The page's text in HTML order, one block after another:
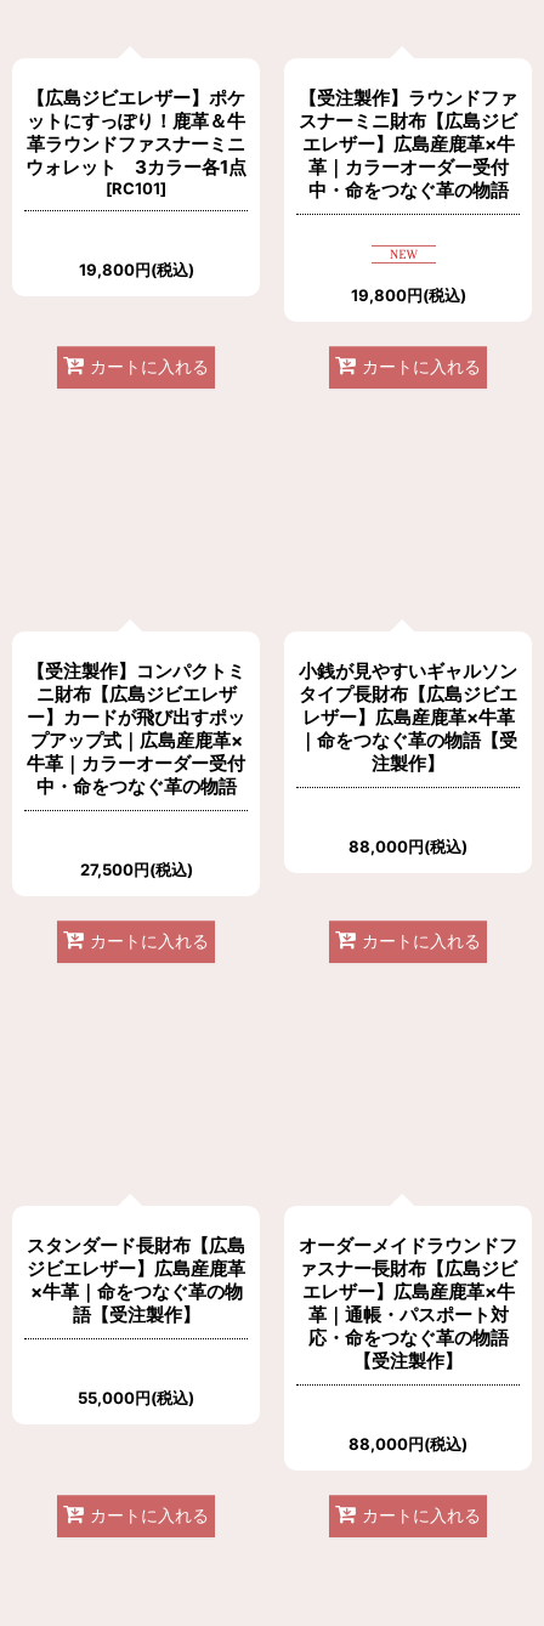
【広島ジビエレザー】ポケ
ットにすっぽり！鹿革＆牛
革ラウンドファスナーミニ
ウォレット 3カラー各1点
[RC101]
19,800円(税込)
カートに入れる
【受注製作】ラウンドファ
スナーミニ財布【広島ジビ
エレザー】広島産鹿革×牛
革｜カラーオーダー受付
中・命をつなぐ革の物語
19,800円(税込)
カートに入れる
【受注製作】コンパクトミ
ニ財布【広島ジビエレザ
ー】カードが飛び出すポッ
プアップ式｜広島産鹿革×
牛革｜カラーオーダー受付
中・命をつなぐ革の物語
27,500円(税込)
カートに入れる
小銭が見やすいギャルソン
タイプ長財布【広島ジビエ
レザー】広島産鹿革×牛革
｜命をつなぐ革の物語【受
注製作】
88,000円(税込)
カートに入れる
スタンダード長財布【広島
ジビエレザー】広島産鹿革
×牛革｜命をつなぐ革の物
語【受注製作】
55,000円(税込)
カートに入れる
オーダーメイドラウンドフ
ァスナー長財布【広島ジビ
エレザー】広島産鹿革×牛
革｜通帳・パスポート対
応・命をつなぐ革の物語
【受注製作】
88,000円(税込)
カートに入れる